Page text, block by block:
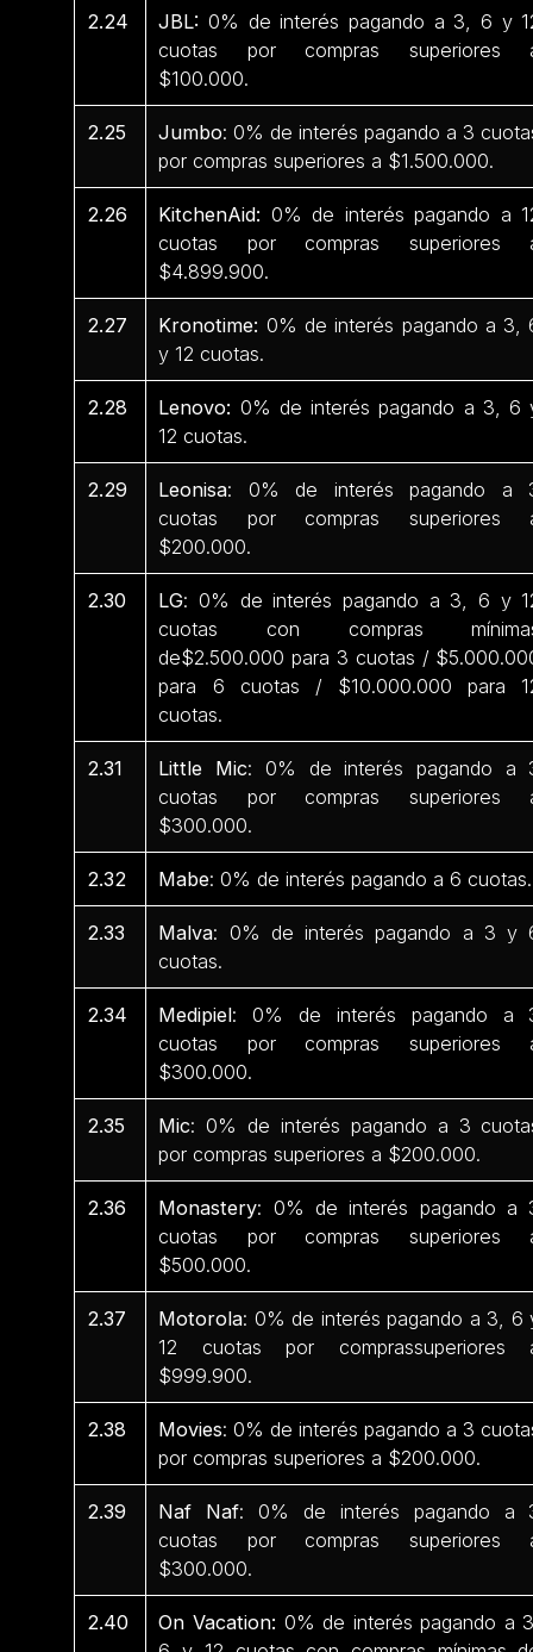
2.24 JBL: 0% de interés pagando a 3, 6 y
cuotas por compras superiores
$100.000.
2.25 Jumbo: 0% de interés pagando a 3
por compras superiores a $1.500.000.
2.26 KitchenAid: 0% de interés pagando a
cuotas por compras superiores
$4.899.900.
2.27 Kronotime: 0% de interés pagando a 3,
y 12 cuotas.
2.28 Lenovo: 0% de interés pagando a 3, 6
12 cuotas.
2.29 Leonisa: 0% de interés pagando a
cuotas por compras superiores
$200.000.
2.30 LG: 0% de interés pagando a 3, 6 y
cuotas con compras
de$2.500.000 para 3 cuotas /
para 6 cuotas / $10.000.000 para
cuotas.
2.31 Little Mic: 0% de interés pagando a
cuotas por compras superiores
$300.000.
2.32 Mabe: 0% de interés pagando a 6 cuotas.
2.33 Malva: 0% de interés pagando a 3 y
cuotas.
2.34 Medipiel: 0% de interés pagando a
cuotas por compras superiores
$300.000.
2.35 Mic: 0% de interés pagando a 3
por compras superiores a $200.000.
2.36 Monastery: 0% de interés pagando a
cuotas por compras superiores
$500.000.
2.37 Motorola: 0% de interés pagando a 3, 6
12 cuotas por comprassuperiores
$999.900.
2.38 Movies: 0% de interés pagando a 3
por compras superiores a $200.000.
2.39 Naf Naf: 0% de interés pagando a
cuotas por compras superiores
$300.000.
2.40 On Vacation: 0% de interés pagando a